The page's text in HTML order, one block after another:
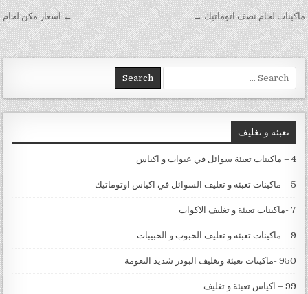
تصفّح المقالات ← اسعار مكن لحام ماكينات لحام نصف اتوماتيك →
Search for:
تعبئة و تغليف
4 – ماكينات تعبئة سوائل في عبوات و اكياس
5 – ماكينات تعبئة و تغليف السوائل في اكياس اوتوماتيك
7 -ماكينات تعبئة و تغليف الاكواب
9 – ماكينات تعبئة و تغليف الحبوب و الحبيبات
950 -ماكينات تعبئة وتغليف البودر شديد النعومة
99 – اكياس تعبئة و تغليف